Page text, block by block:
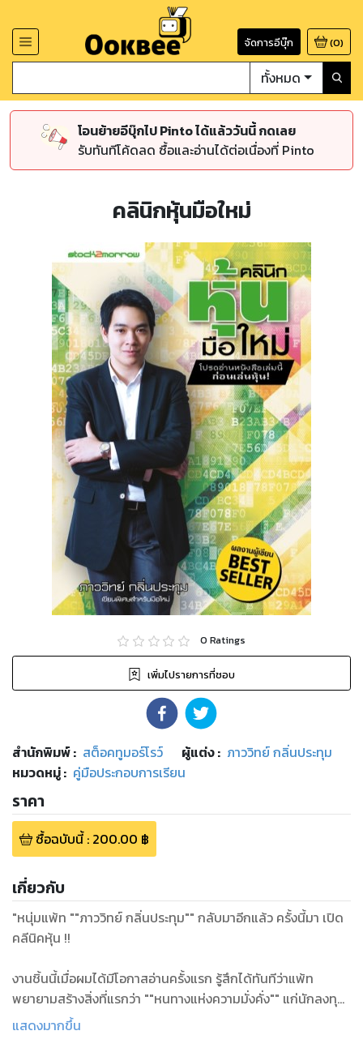
จัดการอีบุ๊ก (0)
ทั้งหมด
โอนย้ายอีบุ๊กไป Pinto ได้แล้ววันนี้ กดเลย
รับทันทีโค้ดลด ซื้อและอ่านได้ต่อเนื่องที่ Pinto
คลินิกหุ้นมือใหม่
0 Ratings
เพิ่มไปรายการที่ชอบ
สำนักพิมพ์: สต็อคทูมอร์โรว์ ผู้แต่ง : ภาววิทย์ กลิ่นประทุม
หมวดหมู่: คู่มือประกอบการเรียน
ราคา
ซื้อฉบับนี้: 200.00 ฿
เกี่ยวกับ
"หนุ่มแพ้ท ""ภาววิทย์ กลิ่นประทุม"" กลับมาอีกแล้ว ครั้งนี้มา เปิด
คลีนิคหุ้น !!
งานชิ้นนี้เมื่อผมได้มีโอกาสอ่านครั้งแรก รู้สึกได้ทันทีว่าแพ้ท
พยายามสร้างสิ่งที่แรกว่า ""หนทางแห่งความมั่งคั่ง"" แก่นักลงทุน
ที่ได้เปิดอ่าน... แพ้ทได้ปูทางตามสเต็ปผ่านทางตัวอักษรถึงขั้นตอน
แสดงมากขึ้น